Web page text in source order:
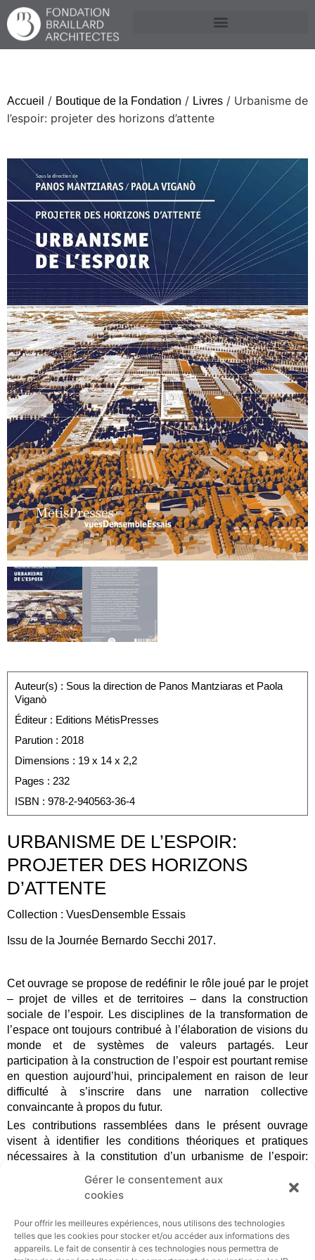
Gérer le consentement aux
cookies
Pour offrir les meilleures expériences, nous utilisons des technologies
telles que les cookies pour stocker et/ou accéder aux informations des
appareils. Le fait de consentir à ces technologies nous permettra de
Accueil / Boutique de la Fondation / Livres / Urbanisme de
l’espoir: projeter des horizons d’attente
Auteur(s) : Sous la direction de Panos Mantziaras et Paola
Viganò
Éditeur : Editions MétisPresses
Parution : 2018
Dimensions : 19 x 14 x 2,2
Pages : 232
ISBN : 978-2-940563-36-4
URBANISME DE L’ESPOIR:
PROJETER DES HORIZONS
D’ATTENTE
Collection : VuesDensemble Essais
Issu de la Journée Bernardo Secchi 2017.
Cet ouvrage se propose de redéfinir le rôle joué par le projet
– projet de villes et de territoires – dans la construction
sociale de l’espoir. Les disciplines de la transformation de
l’espace ont toujours contribué à l’élaboration de visions du
monde et de systèmes de valeurs partagés. Leur
participation à la construction de l’espoir est pourtant remise
en question aujourd’hui, principalement en raison de leur
difficulté à s’inscrire dans une narration collective
convaincante à propos du futur.
Les contributions rassemblées dans le présent ouvrage
visent à identifier les conditions théoriques et pratiques
nécessaires à la constitution d’un urbanisme de l’espoir:
dehors des théories dominantes; appréhender le territoire
comme palimpseste, en considérant sa profondeur
historique et ses potentialités évolutives; privilégier
l’approche descriptive et qualitative pour aborder, sous
l’angle des enjeux climatiques et énergétiques, des